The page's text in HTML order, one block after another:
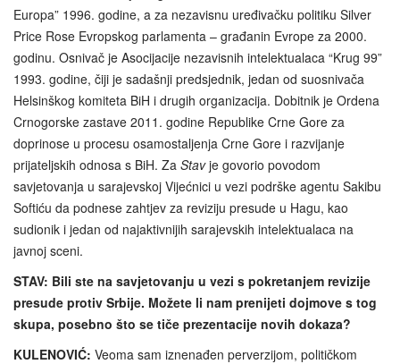
Europa” 1996. godine, a za nezavisnu uređivačku politiku Silver
Price Rose Evropskog parlamenta – građanin Evrope za 2000.
godinu. Osnivač je Asocijacije nezavisnih intelektualaca “Krug 99”
1993. godine, čiji je sadašnji predsjednik, jedan od suosnivača
Helsinškog komiteta BiH i drugih organizacija. Dobitnik je Ordena
Crnogorske zastave 2011. godine Republike Crne Gore za
doprinose u procesu osamostaljenja Crne Gore i razvijanje
prijateljskih odnosa s BiH. Za Stavje govorio povodom
savjetovanja u sarajevskoj Vijećnici u vezi podrške agentu Sakibu
Softiću da podnese zahtjev za reviziju presude u Hagu, kao
sudionik i jedan od najaktivnijih sarajevskih intelektualaca na
javnoj sceni.
STAV: Bili ste na savjetovanju u vezi s pokretanjem revizije
presude protiv Srbije. Možete li nam prenijeti dojmove s tog
skupa, posebno što se tiče prezentacije novih dokaza?
KULENOVIĆ: Veoma sam iznenađen perverzijom, političkom